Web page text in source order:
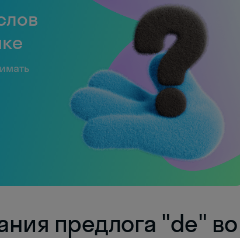
предлога "de" во